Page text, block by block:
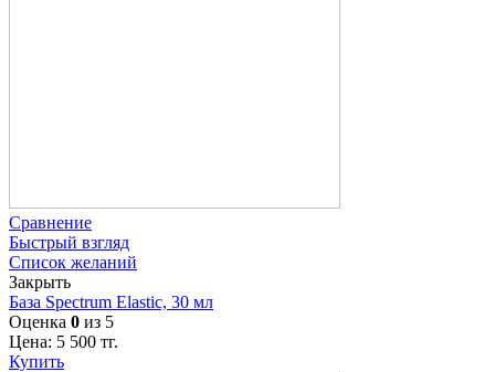
Сравнение
Быстрый взгляд
Список желаний
Закрыть
База Spectrum Elastic, 30 мл
Оценка 0 из 5
Цена: 5 500 тг.
Купить